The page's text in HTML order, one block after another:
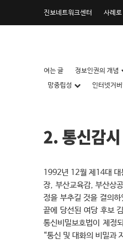
용
너
뛰
진보네트워크센터 사례
내
용
너
뛰
여는 글 정보인권의 개념
망중립성
인터넷거
2. 통신감시
1992년 12월 제14대 대
장, 부산교육감, 부산상
정을 부추길 것을 결의
끝에 당선된 여당 후보
통신비밀보호법이 제정
“통신 및 대화의 비밀과